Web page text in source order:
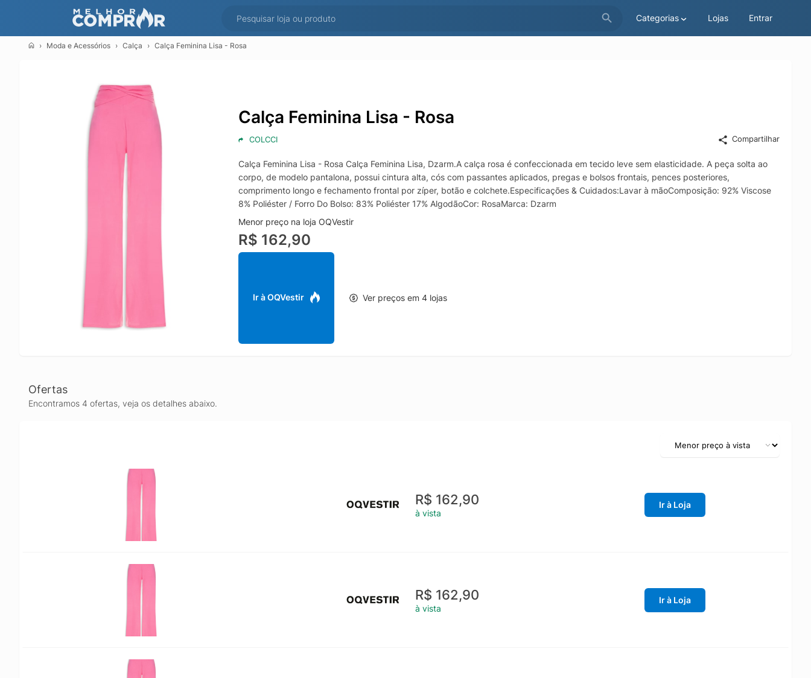
Categorias Lojas Entrar
Moda e Acessórios Calça Calça Feminina Lisa - Rosa
Calça Feminina Lisa - Rosa
COLCCI Compartilhar
Calça Feminina Lisa - Rosa Calça Feminina Lisa, Dzarm.A calça rosa é confeccionada em tecido leve sem elasticidade. A peça solta ao
corpo, de modelo pantalona, possui cintura alta, cós com passantes aplicados, pregas e bolsos frontais, pences posteriores,
comprimento longo e fechamento frontal por zíper, botão e colchete.Especificações & Cuidados:Lavar à mãoComposição: 92% Viscose
8% Poliéster / Forro Do Bolso: 83% Poliéster 17% AlgodãoCor: RosaMarca: Dzarm
Menor preço na loja OQVestir
R$ 162,90
Ir à OQVestir Ver preços em 4 lojas
Ofertas
Encontramos 4 ofertas, veja os detalhes abaixo.
R$ 162,90
à vista
Ir à Loja
R$ 162,90
à vista
Ir à Loja